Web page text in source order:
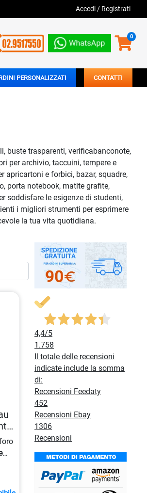
Accedi / Registrati
0
Sei un'azienda? ORDINI PERSONALIZZATI CONTATTI
buste trasparenti, verificabanconote,
per archivio, taccuini, tempere e
apricartoni e forbici, bazar, squadre,
porta notebook, matite grafite,
soddisfare le esigenze di studenti,
i migliori strumenti per esprimere
la tua vita quotidiana.
4,4/5
1.758
Il totale delle recensioni
indicate include la somma
di:
Recensioni Feedaty
452
Recensioni Ebay
1306
Recensioni